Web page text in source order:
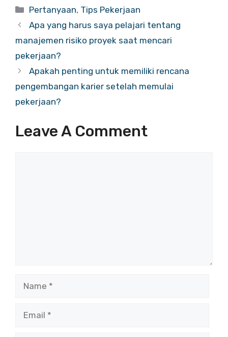
Categories
Pertanyaan, Tips Pekerjaan
Apa yang harus saya pelajari tentang
manajemen risiko proyek saat mencari
pekerjaan?
Apakah penting untuk memiliki rencana
pengembangan karier setelah memulai
pekerjaan?
Leave A Comment